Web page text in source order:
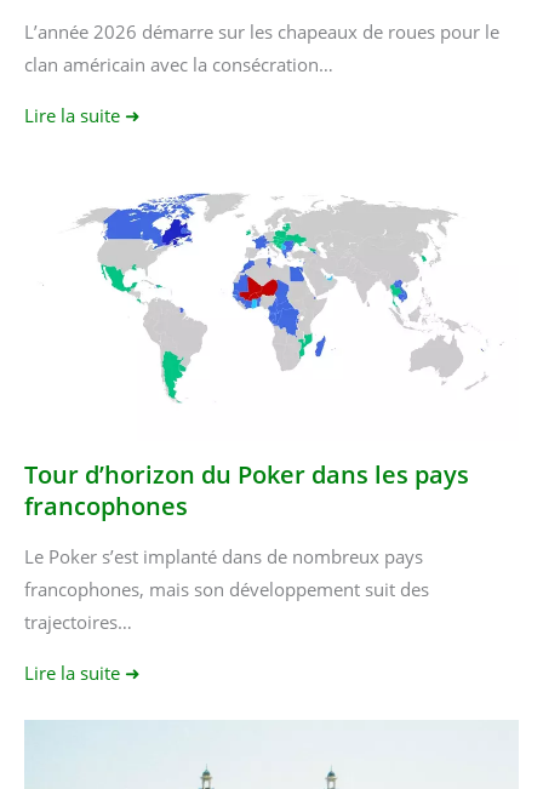
L’année 2026 démarre sur les chapeaux de roues pour le
clan américain avec la consécration…
Lire la suite ➜
Tour d’horizon du Poker dans les pays
francophones
Le Poker s’est implanté dans de nombreux pays
francophones, mais son développement suit des
trajectoires…
Lire la suite ➜